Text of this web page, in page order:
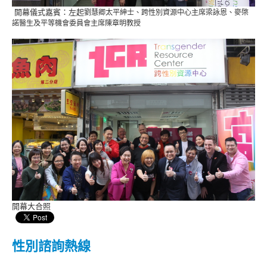
開幕儀式嘉賓：左起劉慧卿太平紳士、跨性別資源中心主席梁詠恩、 麥棨
諾醫生及平等機會委員會主席陳章明教授
開幕大合照
性別諮詢熱線